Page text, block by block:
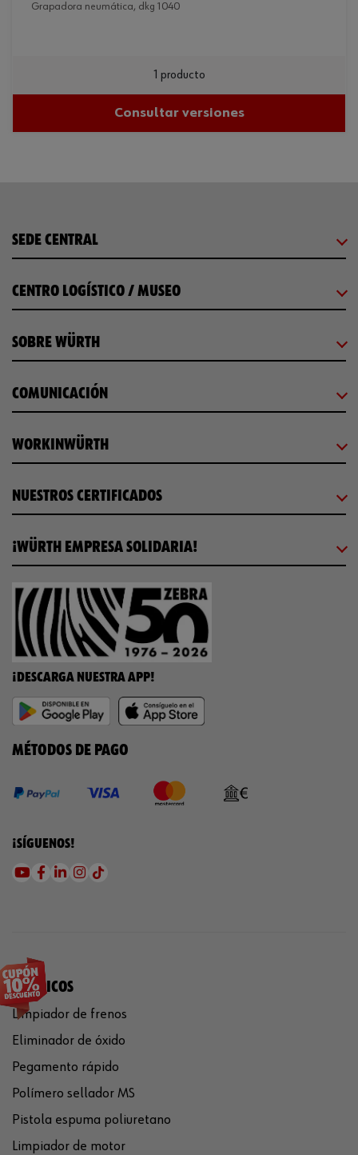
grapadora neumática, dkg 1040
1 producto
Consultar versiones
SEDE CENTRAL
CENTRO LOGÍSTICO / MUSEO
SOBRE WÜRTH
COMUNICACIÓN
WORKINWÜRTH
NUESTROS CERTIFICADOS
¡WÜRTH EMPRESA SOLIDARIA!
¡DESCARGA NUESTRA APP!
MÉTODOS DE PAGO
¡SÍGUENOS!
QUÍMICOS
Limpiador de frenos
Eliminador de óxido
Pegamento rápido
Polímero sellador MS
Pistola espuma poliuretano
Limpiador de motor